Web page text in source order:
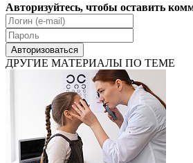
Авторизуйтесь, чтобы оставить
Авторизоваться
ДРУГИЕ МАТЕРИАЛЫ ПО ТЕМЕ